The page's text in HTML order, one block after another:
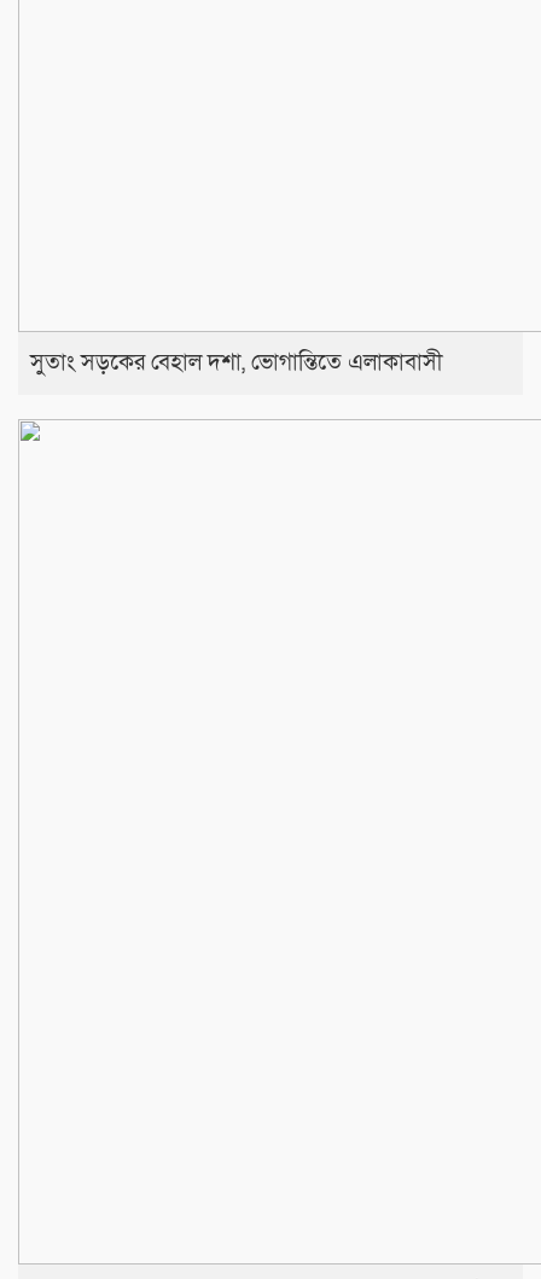
সুতাং সড়কের বেহাল দশা, ভোগান্তিতে এলাকাবাসী